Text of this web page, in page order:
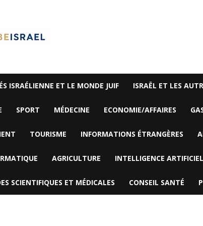
ISRAÉLIENNE ET LE MONDE JUIF ISRAËL ET LES
SPORT MÉDECINE ECONOMIE/AFFAIRES
TOURISME INFORMATIONS ÉTRANGÈRES
AGRICULTURE INTELLIGENCE
SCIENTIFIQUES ET MÉDICALES CONSEIL SANTÉ